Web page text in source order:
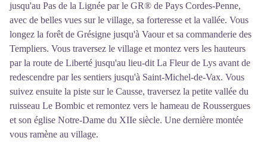
jusqu'au Pas de la Lignée par le GR® de Pays Cordes-Penne,
avec de belles vues sur le village, sa forteresse et la vallée. Vous
longez la forêt de Grésigne jusqu'à Vaour et sa commanderie des
Templiers. Vous traversez le village et montez vers les hauteurs
par la route de Liberté jusqu'au lieu-dit La Fleur de Lys avant de
redescendre par les sentiers jusqu'à Saint-Michel-de-Vax. Vous
suivez ensuite la piste sur le Causse, traversez la petite vallée du
ruisseau Le Bombic et remontez vers le hameau de Roussergues
et son église Notre-Dame du XIIe siècle. Une dernière montée
vous ramène au village.